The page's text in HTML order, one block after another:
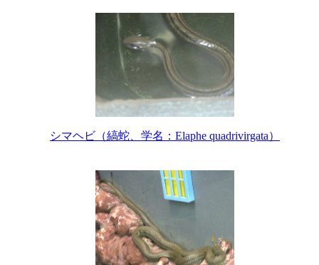
シマヘビ（縞蛇、学名：Elaphe quadrivirgata）